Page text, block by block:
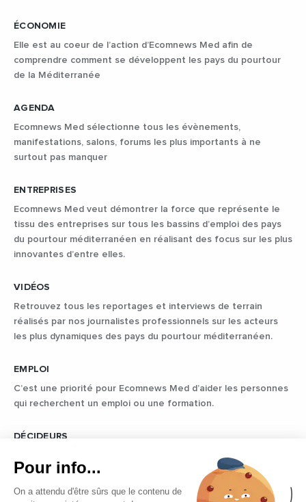
ÉCONOMIE
Elle est au coeur de l’action d’Ecomnews Med afin de
comprendre comment se développent les pays du pourtour
de la Méditerranée
AGENDA
Ecomnews Med sélectionne tous les évènements,
manifestations, salons, forums les plus importants à ne
surtout pas manquer
ENTREPRISES
Ecomnews Med veut démontrer la force que représente le
tissu des entreprises sur tous les bassins d’emploi des pays
du pourtour méditerranéen en réalisant des focus sur les plus
innovantes d’entre elles.
VIDÉOS
Retrouvez tous les reportages et interviews de terrain
réalisés par nos journalistes professionnels sur les acteurs
les plus dynamiques des pays du pourtour méditerranéen.
EMPLOI
C’est une priorité pour Ecomnews Med d’aider les personnes
qui recherchent un emploi ou une formation.
DÉCIDEURS
politique des pays du pourtour de la Méditerranée.
Pour info...
On a attendu d'être sûrs que le contenu de